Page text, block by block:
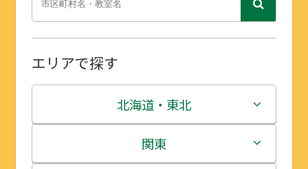
エリアで探す
北海道・東北
北海道
関東